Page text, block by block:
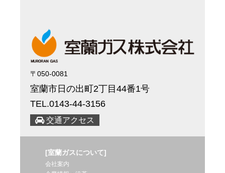
〒050-0081
室蘭市日の出町2丁目44番1号
TEL.0143-44-3156
交通アクセス
[室蘭ガスについて]
会社案内